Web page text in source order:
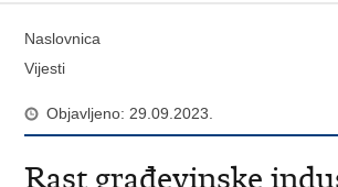
Naslovnica
Vijesti
Objavljeno: 29.09.2023.
Rast građevinske